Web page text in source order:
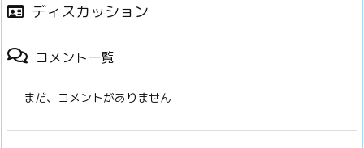
ディスカッション
コメント一覧
まだ、コメントがありません